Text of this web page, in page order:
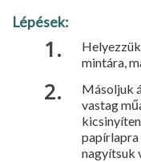
Lépések:
mintára,
Másoljuk
vastag
papírlapra
nagyítsuk